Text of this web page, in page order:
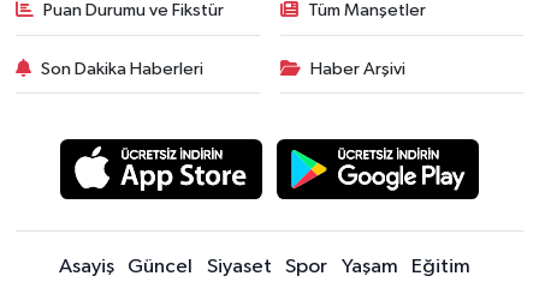
Puan Durumu ve Fikstür Tüm Manşetler
Son Dakika Haberleri Haber Arşivi
Asayiş Güncel Siyaset Spor Yaşam Eğitim